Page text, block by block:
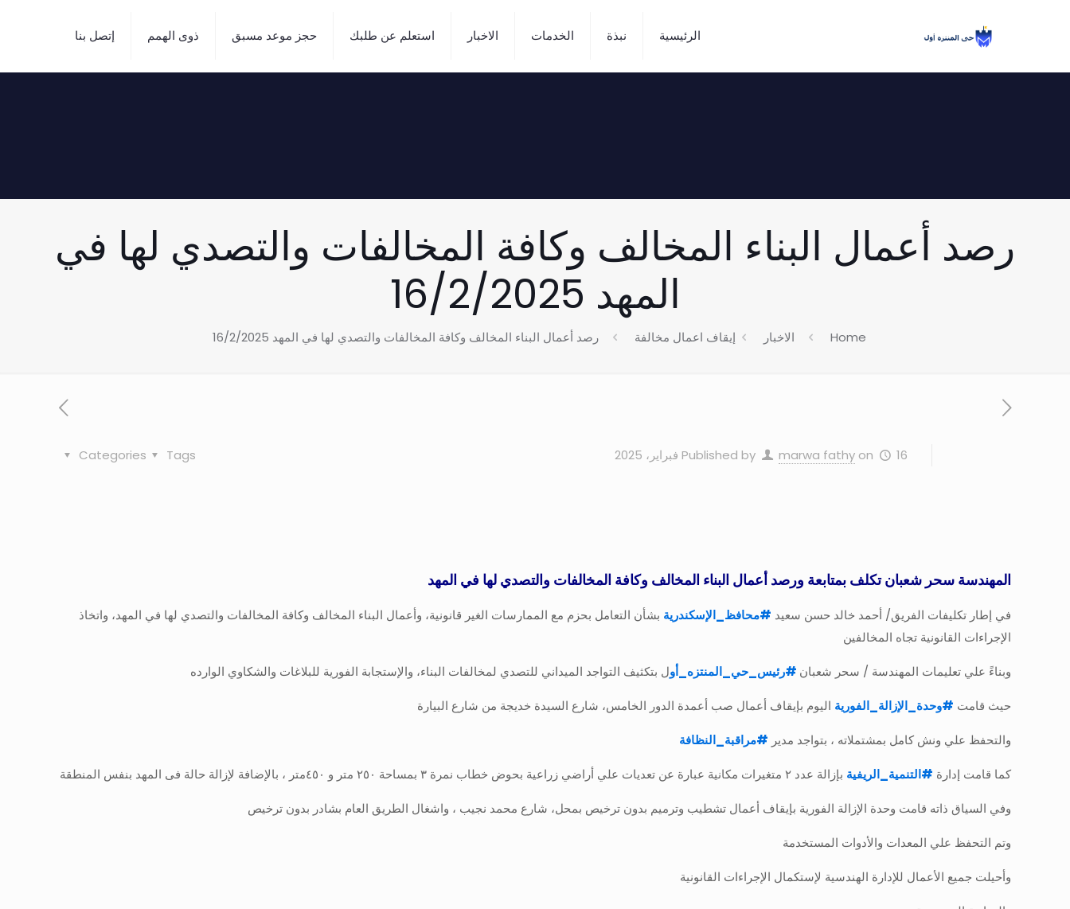
الرئيسية نبذة الخدمات الاخبار استعلم عن طلبك حجز موعد مسبق ذوى الهمم إتصل بنا
رصد أعمال البناء المخالف وكافة المخالفات والتصدي لها في
المهد 16/2/2025
Home الاخبار إيقاف اعمال مخالفة رصد أعمال البناء المخالف وكافة المخالفات والتصدي لها في المهد 16/2/2025
Published by marwa fathy on 16 فبراير، 2025 Categories Tags
المهندسة سحر شعبان تكلف بمتابعة ورصد أعمال البناء المخالف وكافة المخالفات والتصدي لها في المهد
في إطار تكليفات الفريق/ أحمد خالد حسن سعيد #محافظ_الإسكندرية بشأن التعامل بحزم مع الممارسات الغير قانونية، وأعمال البناء المخالف وكافة المخالفات والتصدي لها في المهد، واتخاذ
الإجراءات القانونية تجاه المخالفين
وبناءً علي تعليمات المهندسة / سحر شعبان #رئيس_حي_المنتزه_أول بتكثيف التواجد الميداني للتصدي لمخالفات البناء، والإستجابة الفورية للبلاغات والشكاوي الوارده
حيث قامت #وحدة_الإزالة_الفورية اليوم بإيقاف أعمال صب أعمدة الدور الخامس، شارع السيدة خديجة من شارع البيارة
والتحفظ علي ونش كامل بمشتملاته ، بتواجد مدير #مراقبة_النظافة
كما قامت إدارة #التنمية_الريفية بإزالة عدد ٢ متغيرات مكانية عبارة عن تعديات علي أراضي زراعية بحوض خطاب نمرة ٣ بمساحة ٢٥٠ متر و ٤٥٠متر ، بالإضافة لإزالة حالة فى المهد بنفس المنطقة
وفي السياق ذاته قامت وحدة الإزالة الفورية بإيقاف أعمال تشطيب وترميم بدون ترخيص بمحل، شارع محمد نجيب ، واشغال الطريق العام بشادر بدون ترخيص
وتم التحفظ علي المعدات والأدوات المستخدمة
وأحيلت جميع الأعمال للإدارة الهندسية لإستكمال الإجراءات القانونية